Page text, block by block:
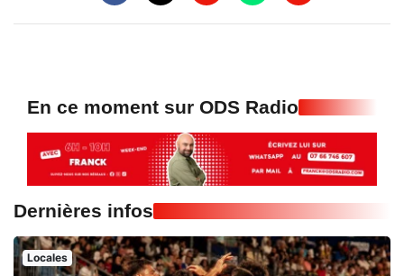
En ce moment sur ODS Radio
Dernières infos
Locales